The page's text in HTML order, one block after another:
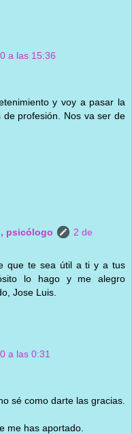
a las 15:36
y voy a pasar la
profesión. Nos va ser de
psicólogo
2 de
que te sea útil a ti y a tus
lo hago y me alegro
Jose Luis.
a las 0:31
sé como darte las gracias.
me has aportado.